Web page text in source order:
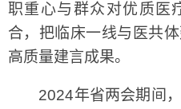
职重心与群众对优质医
合，把临床一线与医共
高质量建言成果。
2024年省两会期间，